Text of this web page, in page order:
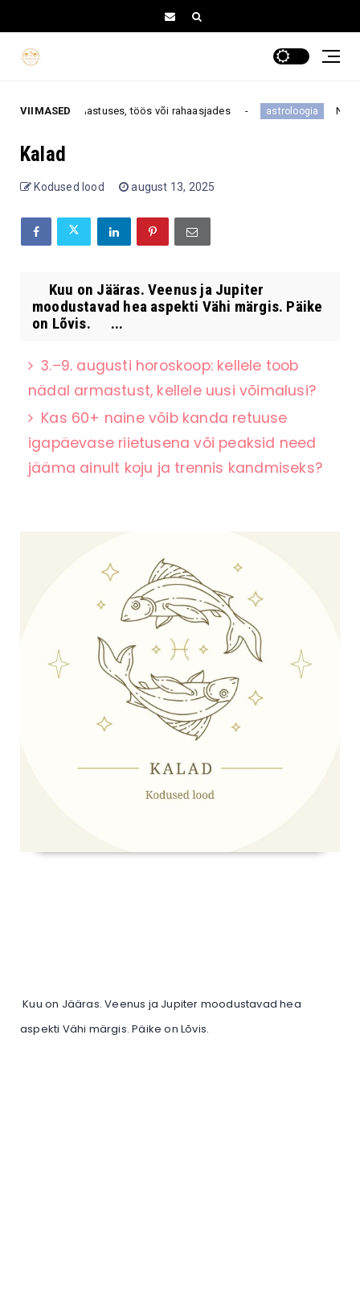
VIIMASED
pöörde armastuses, töös või rahaasjades astroloogia Need
Kalad
Kodused lood august 13, 2025
Kuu on Jääras. Veenus ja Jupiter
moodustavad hea aspekti Vähi märgis. Päike
on Lõvis. ...
3.–9. augusti horoskoop: kellele toob
nädal armastust, kellele uusi võimalusi?
Kas 60+ naine võib kanda retuuse
igapäevase riietusena või peaksid need
jääma ainult koju ja trennis kandmiseks?
Kuu on Jääras. Veenus ja Jupiter moodustavad hea
aspekti Vähi märgis. Päike on Lõvis.